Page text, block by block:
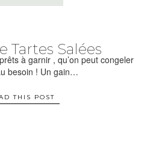
Tartes Salées
à garnir , qu’on peut congeler
besoin ! Un gain…
THIS POST